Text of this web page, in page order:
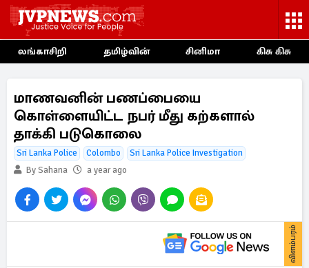
லங்காசிறி தமிழ்வின் சினிமா கிசு கிசு
மாணவனின் பணப்பையை
கொள்ளையிட்ட நபர் மீது கற்களால்
தாக்கி படுகொலை
Sri Lanka Police Colombo
Sri Lanka Police Investigation
By Sahana
a year ago
விளம்பரம்